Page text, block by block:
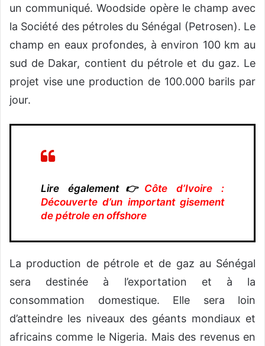
un communiqué. Woodside opère le champ avec
la Société des pétroles du Sénégal (Petrosen). Le
champ en eaux profondes, à environ 100 km au
sud de Dakar, contient du pétrole et du gaz. Le
projet vise une production de 100.000 barils par
jour.
Lire également👉 Côte d’Ivoire :
Découverte d’un important gisement
de pétrole en offshore
La production de pétrole et de gaz au Sénégal
sera destinée à l’exportation et à la
consommation domestique. Elle sera loin
d’atteindre les niveaux des géants mondiaux et
africains comme le Nigeria. Mais des revenus en